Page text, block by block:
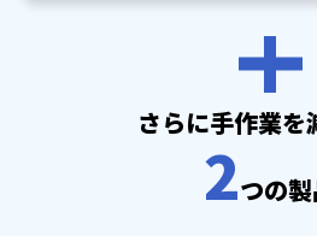
さらに手作業を
2つの